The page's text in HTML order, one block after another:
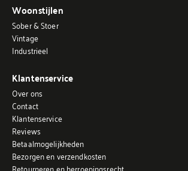
Woonstijlen
Sober & Stoer
Vintage
Industrieel
Klantenservice
Over ons
Contact
Klantenservice
Reviews
Betaalmogelijkheden
Bezorgen en verzendkosten